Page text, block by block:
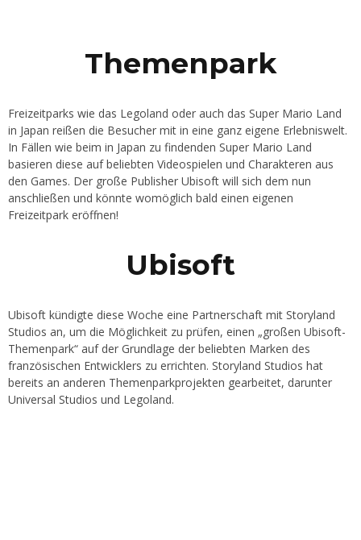
Themenpark
Freizeitparks wie das Legoland oder auch das Super Mario Land
in Japan reißen die Besucher mit in eine ganz eigene Erlebniswelt.
In Fällen wie beim in Japan zu findenden Super Mario Land
basieren diese auf beliebten Videospielen und Charakteren aus
den Games. Der große Publisher Ubisoft will sich dem nun
anschließen und könnte womöglich bald einen eigenen
Freizeitpark eröffnen!
Ubisoft
Ubisoft kündigte diese Woche eine Partnerschaft mit Storyland
Studios an, um die Möglichkeit zu prüfen, einen „großen Ubisoft-
Themenpark“ auf der Grundlage der beliebten Marken des
französischen Entwicklers zu errichten. Storyland Studios hat
bereits an anderen Themenparkprojekten gearbeitet, darunter
Universal Studios und Legoland.